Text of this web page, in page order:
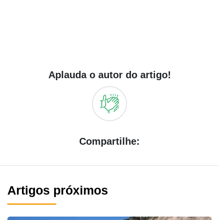
Aplauda o autor do artigo!
Compartilhe:
Artigos próximos